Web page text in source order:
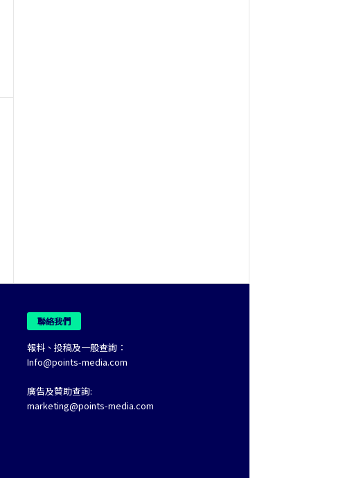
聯絡我們
報料、投稿及一般查詢：
Info@points-media.com
廣告及贊助查詢:
marketing@points-media.com